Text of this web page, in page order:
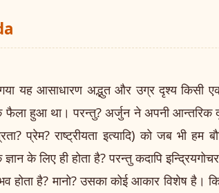
यह आसाधारण अद्भुत और उग्र दृश्य किसी
फैला हुआ था। परन्तु? अर्जुन ने अपनी आन्तरिक
प्रेम? राष्ट्रीयता इत्यादि) को जब भी हम
के लिए ही होता है? परन्तु कदापि
होता है? मानो? उसका कोई आकार विशेष